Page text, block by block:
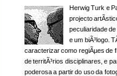
Herwig Turk e
projecto
peculiaridade
e um biÃ³logo.
caracterizar como regiÃµes de
de territÃ³rios disciplinares, e
poderosa a partir do uso da